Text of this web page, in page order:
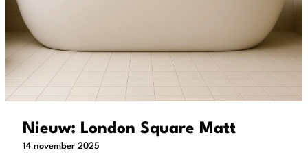
Nieuw: London Square Matt
14 november 2025